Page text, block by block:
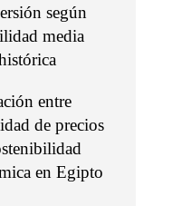
según
media
entre
de precios
en Egipto